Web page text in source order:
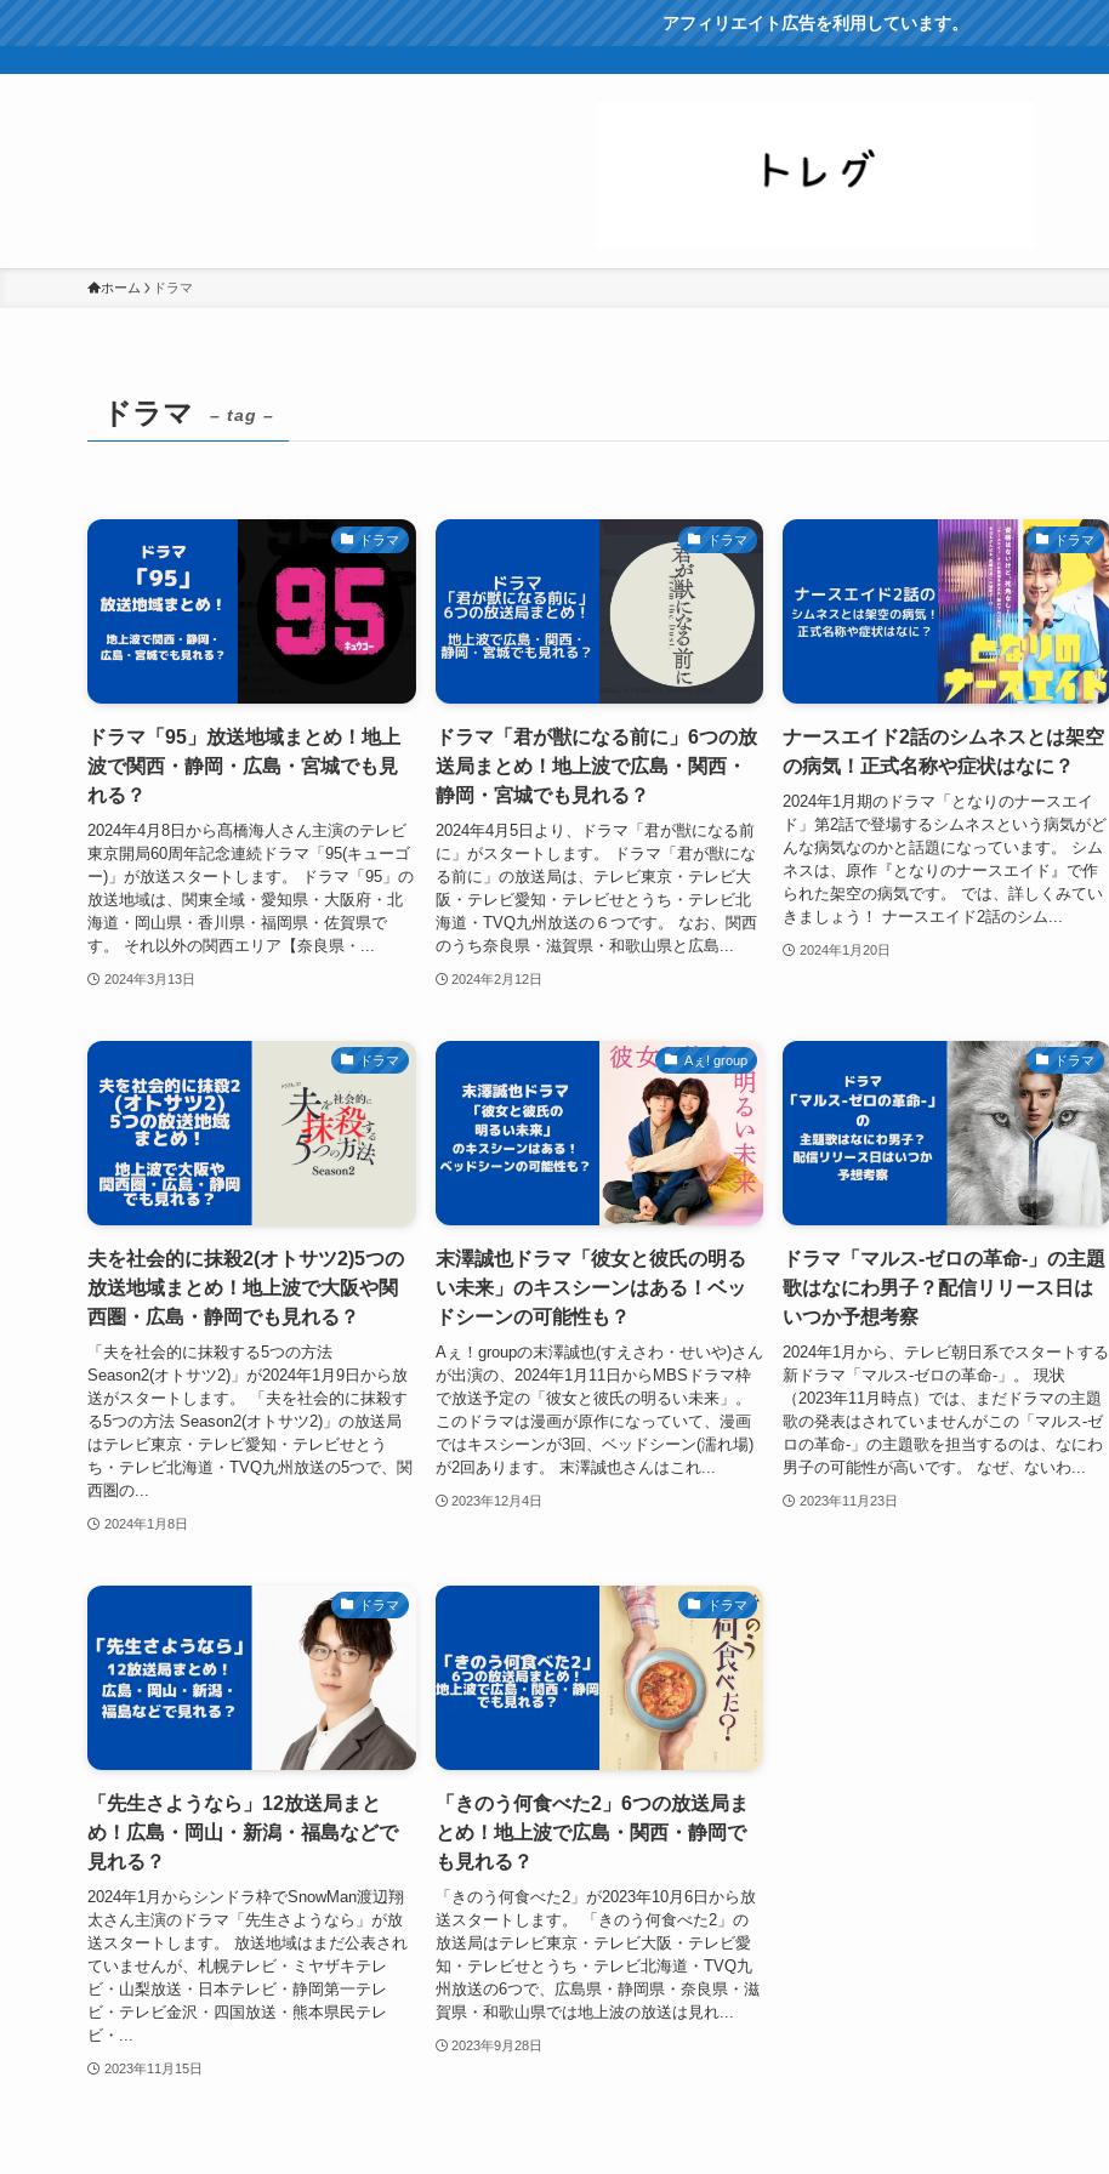
アフィリエイト広告を利用しています。
ホーム ドラマ
ドラマ – tag –
ドラマ
ドラマ「95」放送地域まとめ！地上
波で関西・静岡・広島・宮城でも見
れる？
2024年4月8日から髙橋海人さん主演のテレビ
東京開局60周年記念連続ドラマ「95(キューゴ
ー)」が放送スタートします。 ドラマ「95」の
放送地域は、関東全域・愛知県・大阪府・北
海道・岡山県・香川県・福岡県・佐賀県で
す。 それ以外の関西エリア【奈良県・...
2024年3月13日
ドラマ
ドラマ「君が獣になる前に」6つの放
送局まとめ！地上波で広島・関西・
静岡・宮城でも見れる？
2024年4月5日より、ドラマ「君が獣になる前
に」がスタートします。 ドラマ「君が獣にな
る前に」の放送局は、テレビ東京・テレビ大
阪・テレビ愛知・テレビせとうち・テレビ北
海道・TVQ九州放送の６つです。 なお、関西
のうち奈良県・滋賀県・和歌山県と広島...
2024年2月12日
ドラマ
ナースエイド2話のシムネスとは架空
の病気！正式名称や症状はなに？
2024年1月期のドラマ「となりのナースエイ
ド」第2話で登場するシムネスという病気がど
んな病気なのかと話題になっています。 シム
ネスは、原作『となりのナースエイド』で作
られた架空の病気です。 では、詳しくみてい
きましょう！ ナースエイド2話のシム...
2024年1月20日
ドラマ
夫を社会的に抹殺2(オトサツ2)5つの
放送地域まとめ！地上波で大阪や関
西圏・広島・静岡でも見れる？
「夫を社会的に抹殺する5つの方法
Season2(オトサツ2)」が2024年1月9日から放
送がスタートします。 「夫を社会的に抹殺す
る5つの方法 Season2(オトサツ2)」の放送局
はテレビ東京・テレビ愛知・テレビせとう
ち・テレビ北海道・TVQ九州放送の5つで、関
西圏の...
2024年1月8日
Aぇ! group
末澤誠也ドラマ「彼女と彼氏の明る
い未来」のキスシーンはある！ベッ
ドシーンの可能性も？
Aぇ！groupの末澤誠也(すえさわ・せいや)さん
が出演の、2024年1月11日からMBSドラマ枠
で放送予定の「彼女と彼氏の明るい未来」。
このドラマは漫画が原作になっていて、漫画
ではキスシーンが3回、ベッドシーン(濡れ場)
が2回あります。 末澤誠也さんはこれ...
2023年12月4日
ドラマ
ドラマ「マルス-ゼロの革命-」の主題
歌はなにわ男子？配信リリース日は
いつか予想考察
2024年1月から、テレビ朝日系でスタートする
新ドラマ「マルス-ゼロの革命-」。 現状
（2023年11月時点）では、まだドラマの主題
歌の発表はされていませんがこの「マルス-ゼ
ロの革命-」の主題歌を担当するのは、なにわ
男子の可能性が高いです。 なぜ、ないわ...
2023年11月23日
ドラマ
「先生さようなら」12放送局まと
め！広島・岡山・新潟・福島などで
見れる？
2024年1月からシンドラ枠でSnowMan渡辺翔
太さん主演のドラマ「先生さようなら」が放
送スタートします。 放送地域はまだ公表され
ていませんが、札幌テレビ・ミヤザキテレ
ビ・山梨放送・日本テレビ・静岡第一テレ
ビ・テレビ金沢・四国放送・熊本県民テレ
ビ・...
2023年11月15日
ドラマ
「きのう何食べた2」6つの放送局ま
とめ！地上波で広島・関西・静岡で
も見れる？
「きのう何食べた2」が2023年10月6日から放
送スタートします。 「きのう何食べた2」の
放送局はテレビ東京・テレビ大阪・テレビ愛
知・テレビせとうち・テレビ北海道・TVQ九
州放送の6つで、広島県・静岡県・奈良県・滋
賀県・和歌山県では地上波の放送は見れ...
2023年9月28日